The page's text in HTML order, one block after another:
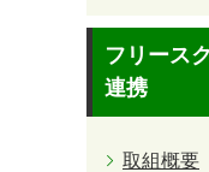
フリース
連携
取組概要